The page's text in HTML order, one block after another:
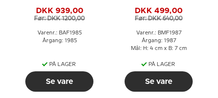
DKK 939,00
Før: DKK 1200,00
Varenr.: BAF1985
Årgang: 1985
PÅ LAGER
Se vare
DKK 499,00
Før: DKK 640,00
Varenr.: BMF1987
Årgang: 1987
Mål: H: 4 cm x B: 7 cm
PÅ LAGER
Se vare